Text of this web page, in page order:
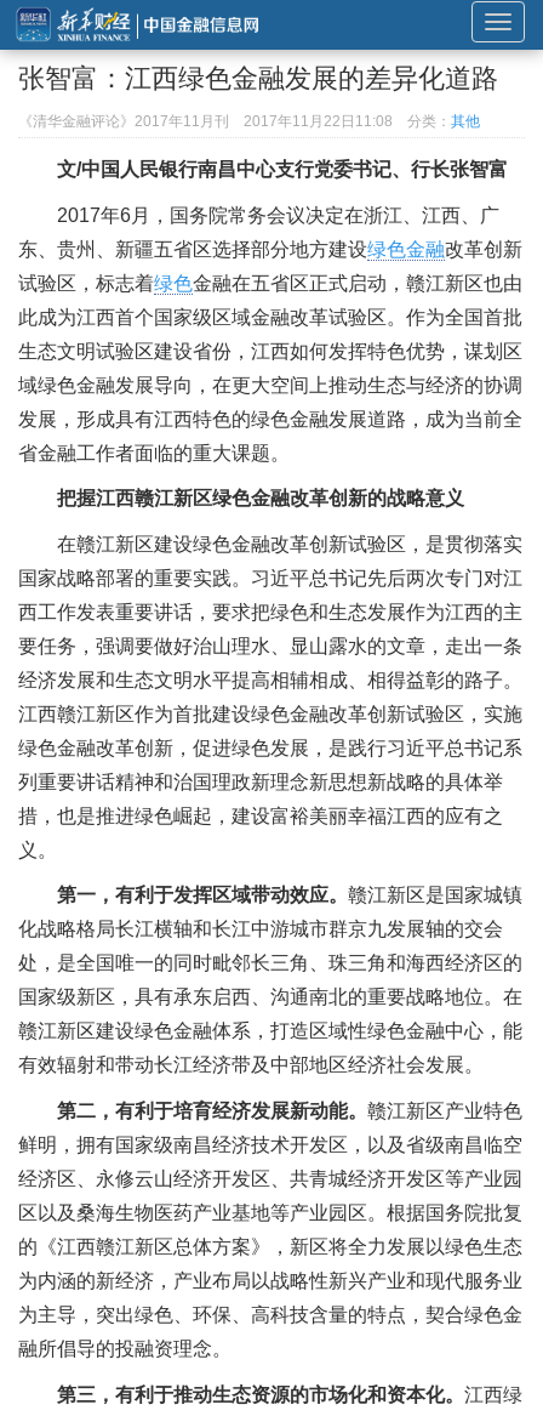
展
开
导
航
张智富：江西绿色金融发展的差异化道路
《清华金融评论》2017年11月刊 2017年11月22日11:08 分类： 其他
文/中国人民银行南昌中心支行党委书记、行长张智富
2017年6月，国务院常务会议决定在浙江、江西、广
东、贵州、新疆五省区选择部分地方建设绿色金融改革创新
试验区，标志着绿色金融在五省区正式启动，赣江新区也由
此成为江西首个国家级区域金融改革试验区。作为全国首批
生态文明试验区建设省份，江西如何发挥特色优势，谋划区
域绿色金融发展导向，在更大空间上推动生态与经济的协调
发展，形成具有江西特色的绿色金融发展道路，成为当前全
省金融工作者面临的重大课题。
把握江西赣江新区绿色金融改革创新的战略意义
在赣江新区建设绿色金融改革创新试验区，是贯彻落实
国家战略部署的重要实践。习近平总书记先后两次专门对江
西工作发表重要讲话，要求把绿色和生态发展作为江西的主
要任务，强调要做好治山理水、显山露水的文章，走出一条
经济发展和生态文明水平提高相辅相成、相得益彰的路子。
江西赣江新区作为首批建设绿色金融改革创新试验区，实施
绿色金融改革创新，促进绿色发展，是践行习近平总书记系
列重要讲话精神和治国理政新理念新思想新战略的具体举
措，也是推进绿色崛起，建设富裕美丽幸福江西的应有之
义。
第一，有利于发挥区域带动效应。 赣江新区是国家城镇
化战略格局长江横轴和长江中游城市群京九发展轴的交会
处，是全国唯一的同时毗邻长三角、珠三角和海西经济区的
国家级新区，具有承东启西、沟通南北的重要战略地位。在
赣江新区建设绿色金融体系，打造区域性绿色金融中心，能
有效辐射和带动长江经济带及中部地区经济社会发展。
第二，有利于培育经济发展新动能。 赣江新区产业特色
鲜明，拥有国家级南昌经济技术开发区，以及省级南昌临空
经济区、永修云山经济开发区、共青城经济开发区等产业园
区以及桑海生物医药产业基地等产业园区。根据国务院批复
的《江西赣江新区总体方案》，新区将全力发展以绿色生态
为内涵的新经济，产业布局以战略性新兴产业和现代服务业
为主导，突出绿色、环保、高科技含量的特点，契合绿色金
融所倡导的投融资理念。
第三，有利于推动生态资源的市场化和资本化。 江西绿